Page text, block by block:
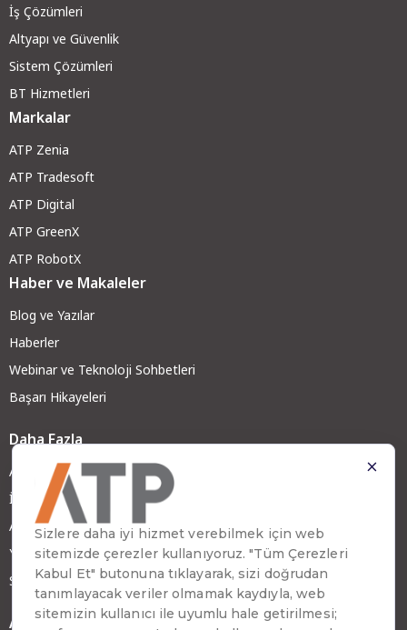
İş Çözümleri
Altyapı ve Güvenlik
Sistem Çözümleri
BT Hizmetleri
Markalar
ATP Zenia
ATP Tradesoft
ATP Digital
ATP GreenX
ATP RobotX
Haber ve Makaleler
Blog ve Yazılar
Haberler
Webinar ve Teknoloji Sohbetleri
Başarı Hikayeleri
Daha Fazla
ATP Hakkında
İş Ortağımız Olun
ATP Kariyer
Yatırımcı İlişkileri
Sürdürülebilirlik
Adres